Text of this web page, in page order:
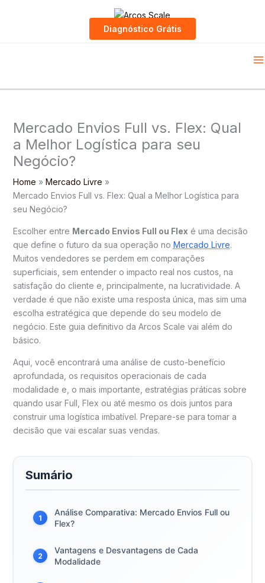
Diagnóstico Grátis
Mercado Envios Full vs. Flex: Qual
a Melhor Logística para seu
Negócio?
Home
Mercado Livre
Mercado Envios Full vs. Flex: Qual a Melhor Logística para
seu Negócio?
Escolher entre Mercado Envios Full ou Flex é uma decisão
que define o futuro da sua operação no Mercado Livre.
Muitos vendedores se perdem em comparações
superficiais, sem entender o impacto real nos custos, na
satisfação do cliente e, principalmente, na lucratividade. A
verdade é que não existe uma resposta única, mas sim uma
escolha estratégica que depende do seu modelo de
negócio. Este guia definitivo da Arcos Scale vai além do
básico.
Aqui, você encontrará uma análise de custo-benefício
aprofundada, os requisitos operacionais de cada
modalidade e, o mais importante, estratégias práticas sobre
quando usar Full, Flex ou até mesmo os dois juntos para
construir uma logística imbatível. Prepare-se para tomar a
decisão que vai escalar suas vendas.
Sumário
1
Análise Comparativa: Mercado Envios Full ou
Flex?
2
Vantagens e Desvantagens de Cada
Modalidade